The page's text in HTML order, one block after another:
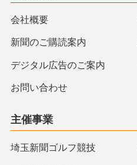
会社概要
新聞のご購読案内
デジタル広告のご案内
お問い合わせ
主催事業
埼玉新聞ゴルフ競技